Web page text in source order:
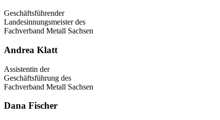
Geschäftsführender
Landesinnungsmeister des
Fachverband Metall Sachsen
Andrea Klatt
Assistentin der
Geschäftsführung des
Fachverband Metall Sachsen
Dana Fischer